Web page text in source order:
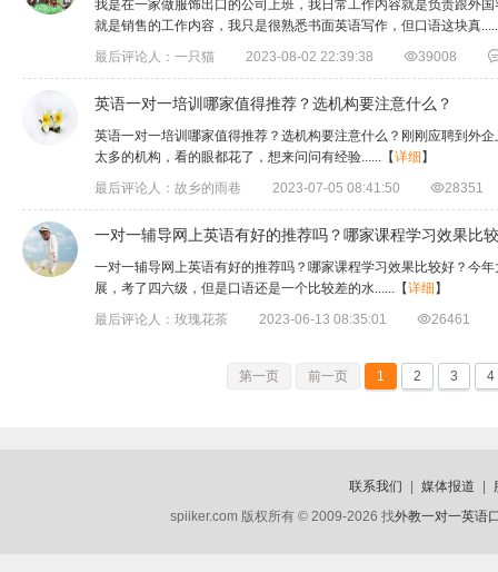
我是在一家做服饰出口的公司上班，我日常工作内容就是负责跟外
就是销售的工作内容，我只是很熟悉书面英语写作，但口语这块真
最后评论人：一只猫
2023-08-02 22:39:38 39008
​英语一对一培训哪家值得推荐？选机构要注意什么？
英语一对一培训哪家值得推荐？选机构要注意什么？刚刚应聘到外
太多的机构，看的眼都花了，想来问问有经验...... 【详细 】
最后评论人：故乡的雨巷
2023-07-05 08:41:50 28351
一对一辅导网上英语有好的推荐吗？哪家课程学习效果比
一对一辅导网上英语有好的推荐吗？哪家课程学习效果比较好？今
展，考了四六级，但是口语还是一个比较差的水...... 【详细 】
最后评论人：玫瑰花茶
2023-06-13 08:35:01 26461
第一页 前一页 1 2 3 4
联系我们 媒体报道
spiiker.com 版权所有 © 2009-2026 找外教一对一英语